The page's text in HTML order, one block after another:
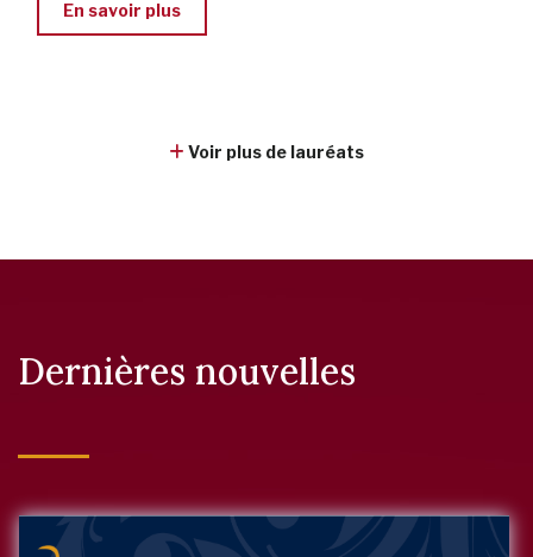
En savoir plus
Voir plus de lauréats
Dernières nouvelles